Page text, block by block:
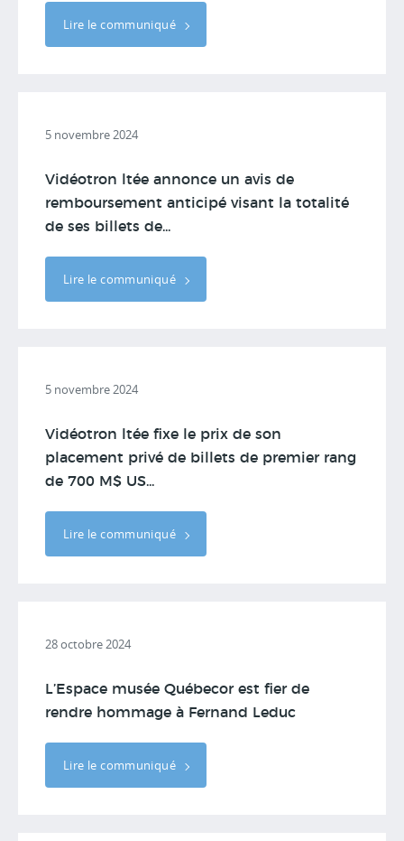
Lire le communiqué
5 novembre 2024
Vidéotron ltée annonce un avis de
remboursement anticipé visant la totalité
de ses billets de...
Lire le communiqué
5 novembre 2024
Vidéotron ltée fixe le prix de son
placement privé de billets de premier rang
de 700 M$ US...
Lire le communiqué
28 octobre 2024
L’Espace musée Québecor est fier de
rendre hommage à Fernand Leduc
Lire le communiqué